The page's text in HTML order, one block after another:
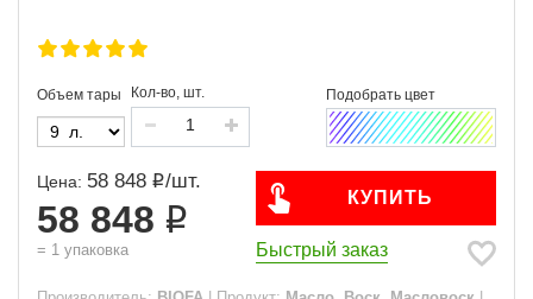
Объем тары Кол-во, шт.
Цена: 58 848 /шт.
58 848
= 1 упаковка
КУПИТЬ
Быстрый заказ